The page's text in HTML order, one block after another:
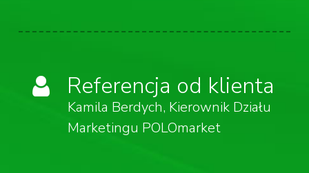
Referencja od klienta
Kamila Berdych, Kierownik Działu
Marketingu POLOmarket